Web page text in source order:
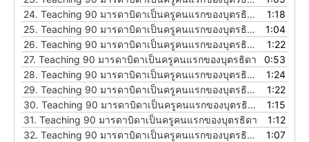
24. Teaching 90 มารดาบิดาเป็นครูคนแรกของบุตรธิดา
1:18
25. Teaching 90 มารดาบิดาเป็นครูคนแรกของบุตรธิดา
1:04
26. Teaching 90 มารดาบิดาเป็นครูคนแรกของบุตรธิดา
1:22
27. Teaching 90 มารดาบิดาเป็นครูคนแรกของบุตรธิดา
0:53
28. Teaching 90 มารดาบิดาเป็นครูคนแรกของบุตรธิดา
1:24
29. Teaching 90 มารดาบิดาเป็นครูคนแรกของบุตรธิดา
1:22
30. Teaching 90 มารดาบิดาเป็นครูคนแรกของบุตรธิดา
1:15
31. Teaching 90 มารดาบิดาเป็นครูคนแรกของบุตรธิดา
1:12
32. Teaching 90 มารดาบิดาเป็นครูคนแรกของบุตรธิดา
1:07